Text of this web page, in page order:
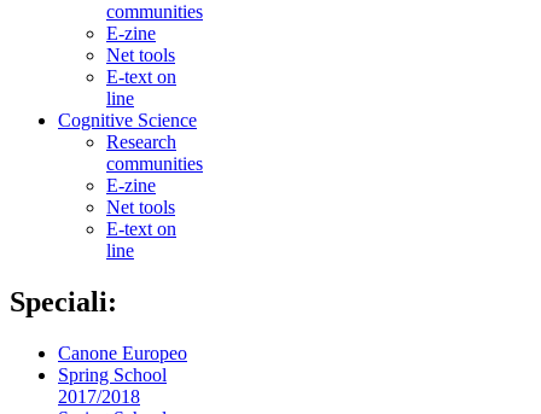
communities
E-zine
Net tools
E-text on
line
Cognitive Science
Research
communities
E-zine
Net tools
E-text on
line
Speciali:
Canone Europeo
Spring School
2017/2018